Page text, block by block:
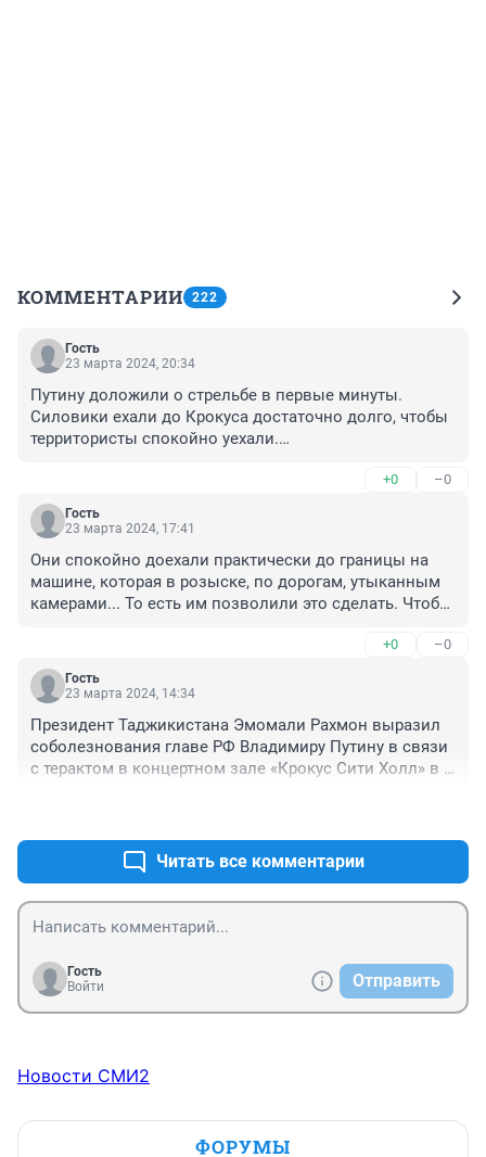
КОММЕНТАРИИ 222
Гость
23 марта 2024, 20:34
Путину доложили о стрельбе в первые минуты.
Силовики ехали до Крокуса достаточно долго, чтобы
территористы спокойно уехали.
многочисленными камерами.
И только возле границы с Украиной их задержали,
нацисты.
+0 –0
Гость
23 марта 2024, 17:41
Они спокойно доехали практически до границы на
машине, которая в розыске, по дорогам, утыканным
камерами... То есть им позволили это сделать. Чтобы
+0 –0
Гость
23 марта 2024, 14:34
Президент Таджикистана Эмомали Рахмон выразил
соболезнования главе РФ Владимиру Путину в связи
с терактом в концертном зале «Крокус Сити Холл» в
Читать все комментарии
Гость
Войти
Отправить
Новости СМИ2
ФОРУМЫ